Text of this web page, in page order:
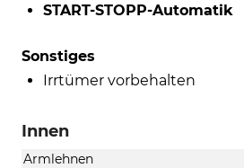
START-STOPP-Automatik
Sonstiges
Irrtümer vorbehalten
Innen
Armlehnen